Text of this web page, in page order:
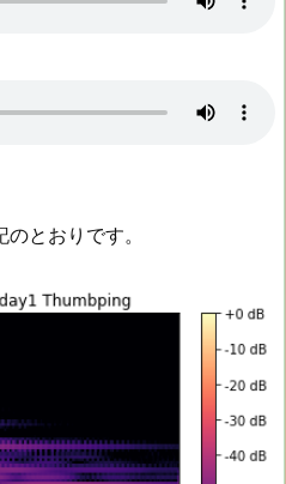
とおりです。